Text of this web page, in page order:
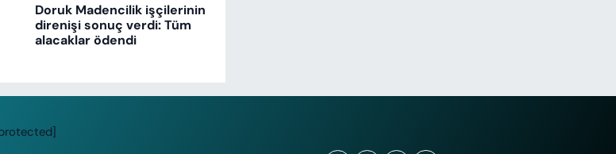
Doruk Madencilik işçilerinin
direnişi sonuç verdi: Tüm
alacaklar ödendi